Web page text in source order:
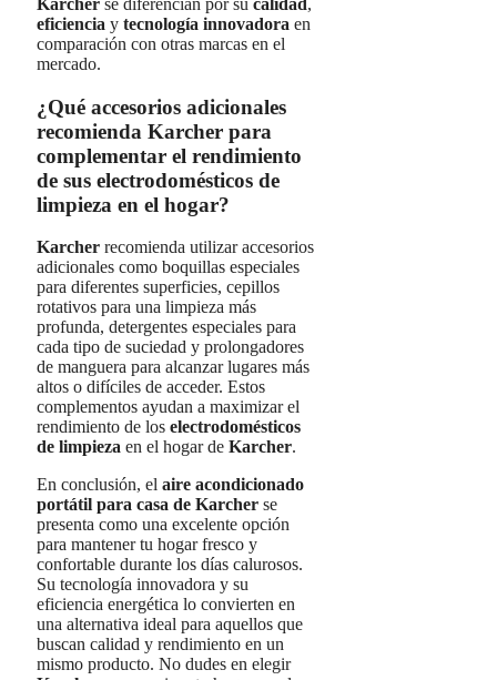
Karcher se diferencian por su calidad ,
eficiencia y tecnología innovadora en
comparación con otras marcas en el
mercado.
¿Qué accesorios adicionales
recomienda Karcher para
complementar el rendimiento
de sus electrodomésticos de
limpieza en el hogar?
Karcher recomienda utilizar accesorios
adicionales como boquillas especiales
para diferentes superficies, cepillos
rotativos para una limpieza más
profunda, detergentes especiales para
cada tipo de suciedad y prolongadores
de manguera para alcanzar lugares más
altos o difíciles de acceder. Estos
complementos ayudan a maximizar el
rendimiento de los electrodomésticos
de limpieza en el hogar de Karcher.
En conclusión, el aire acondicionado
portátil para casa de Karcher se
presenta como una excelente opción
para mantener tu hogar fresco y
confortable durante los días calurosos.
Su tecnología innovadora y su
eficiencia energética lo convierten en
una alternativa ideal para aquellos que
buscan calidad y rendimiento en un
mismo producto. No dudes en elegir